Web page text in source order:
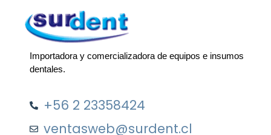
Importadora y comercializadora de equipos e insumos
dentales.
+56 2 23358424
ventasweb@surdent.cl